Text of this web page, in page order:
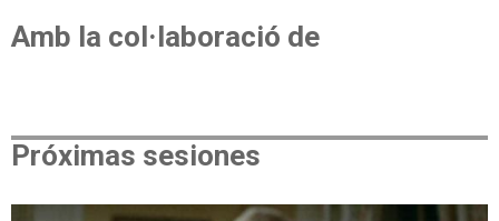
Amb la col·laboració de
Próximas sesiones